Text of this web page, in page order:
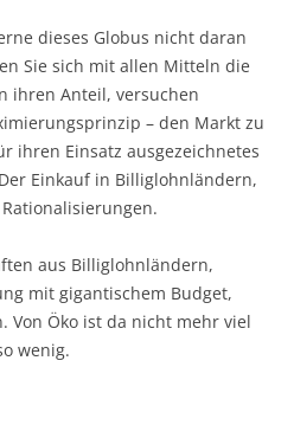
dieses Globus nicht daran
Sie sich mit allen Mitteln die
ihren Anteil, versuchen
– den Markt zu
ihren Einsatz ausgezeichnetes
Einkauf in Billiglohnländern,
aus Billiglohnländern,
mit gigantischem Budget,
Von Öko ist da nicht mehr viel
wenig.